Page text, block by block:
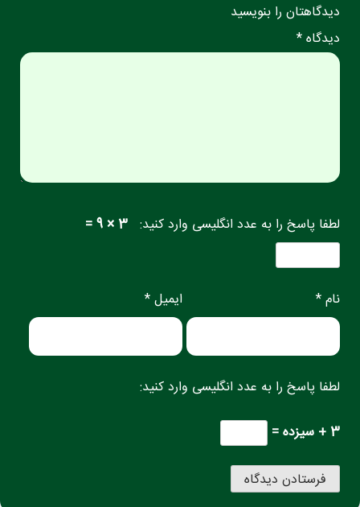
دیدگاهتان را بنویسید
دیدگاه *
لطفا پاسخ را به عدد انگلیسی وارد کنید: 3 × 9 =
نام * ایمیل *
لطفا پاسخ را به عدد انگلیسی وارد کنید:
3 + سیزده =